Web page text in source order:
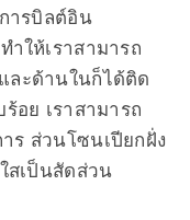
ารบิลต์อิน
ำให้เราสามารถ
ละด้านในก็ได้ติด
อย เราสามารถ
ร ส่วนโซนเปียกฝั่ง
สเป็นสัดส่วน